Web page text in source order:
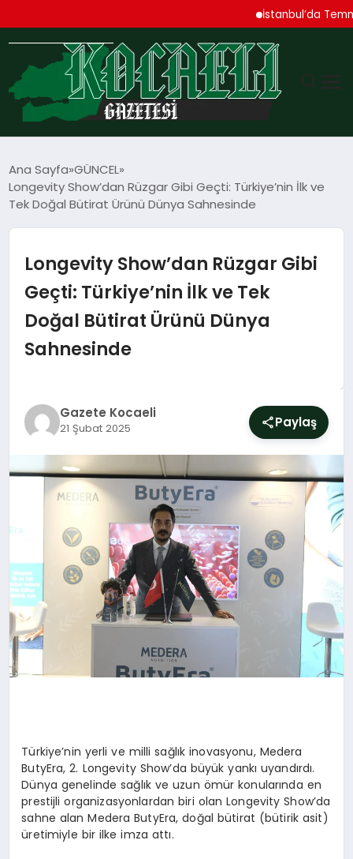
İstanbul’da Temmuz
TEKNOLOJI
MAGAZIN
YAŞAM
SAĞLIK
EĞITIM
Ana Sayfa GÜNCEL
Longevity Show’dan Rüzgar Gibi Geçti: Türkiye’nin İlk ve
Tek Doğal Bütirat Ürünü Dünya Sahnesinde
Longevity Show’dan Rüzgar Gibi
Geçti: Türkiye’nin İlk ve Tek
Doğal Bütirat Ürünü Dünya
Sahnesinde
Gazete Kocaeli
21 Şubat 2025 Paylaş
Türkiye’nin yerli ve milli sağlık inovasyonu, Medera
ButyEra, 2. Longevity Show’da büyük yankı uyandırdı.
Dünya genelinde sağlık ve uzun ömür konularında en
prestijli organizasyonlardan biri olan Longevity Show’da
sahne alan Medera ButyEra, doğal bütirat (bütirik asit)
üretimiyle bir ilke imza attı.